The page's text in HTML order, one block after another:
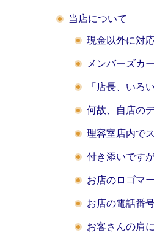
当店について
現金以外に対
メンバーズカ
「店長、いろ
何故、自店の
理容室店内で
付き添いです
お店のロゴマ
お店の電話番
お客さんの肩